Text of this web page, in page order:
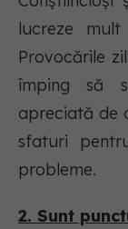
lucreze
Provocările
împing să
apreciată de
sfaturi
probleme.
2. Sunt